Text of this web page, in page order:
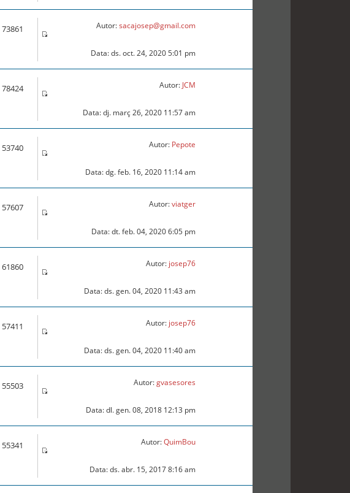
73861 Autor:sacajosep@gmail.com
Data: ds. oct. 24, 2020 5:01 pm
78424 Autor: JCM
Data: dj. març 26, 2020 11:57 am
53740 Autor: Pepote
Data: dg. feb. 16, 2020 11:14 am
57607 Autor:viatger
Data: dt. feb. 04, 2020 6:05 pm
61860 Autor: josep76
Data: ds. gen. 04, 2020 11:43 am
57411 Autor: josep76
Data: ds. gen. 04, 2020 11:40 am
55503 Autor:gvasesores
Data: dl. gen. 08, 2018 12:13 pm
55341 Autor:QuimBou
Data: ds. abr. 15, 2017 8:16 am